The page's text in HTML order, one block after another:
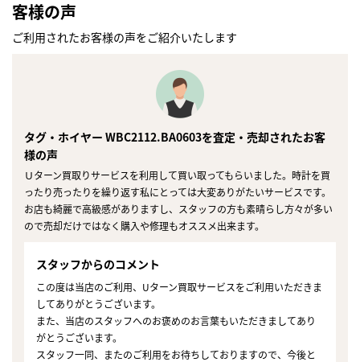
客様の声
ご利用されたお客様の声をご紹介いたします
タグ・ホイヤー WBC2112.BA0603を査定・売却されたお客
様の声
Ｕターン買取りサービスを利用して買い取ってもらいました。時計を買
ったり売ったりを繰り返す私にとっては大変ありがたいサービスです。
お店も綺麗で高級感がありますし、スタッフの方も素晴らし方々が多い
ので売却だけではなく購入や修理もオススメ出来ます。
スタッフからのコメント
この度は当店のご利用、Uターン買取サービスをご利用いただきま
してありがとうございます。
また、当店のスタッフへのお褒めのお言葉もいただきましてあり
がとうございます。
スタッフ一同、またのご利用をお待ちしておりますので、今後と